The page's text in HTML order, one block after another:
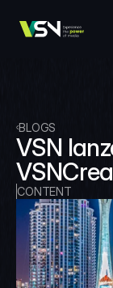
VSN Crea
VSN Uno TV
VSN Arena
VSN Noticias
VSNExplorer +
Flujo de
VSNExplorer +
Intercambio de
VSNExplorer
Noticias y
VSN
Programación
VSNExplorer +
Empresa
BLOGS
VSN
CONTENT